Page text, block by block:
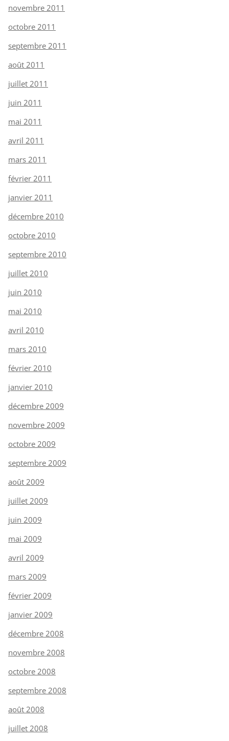
novembre 2011
octobre 2011
septembre 2011
août 2011
juillet 2011
juin 2011
mai 2011
avril 2011
mars 2011
février 2011
janvier 2011
décembre 2010
octobre 2010
septembre 2010
juillet 2010
juin 2010
mai 2010
avril 2010
mars 2010
février 2010
janvier 2010
décembre 2009
novembre 2009
octobre 2009
septembre 2009
août 2009
juillet 2009
juin 2009
mai 2009
avril 2009
mars 2009
février 2009
janvier 2009
décembre 2008
novembre 2008
octobre 2008
septembre 2008
août 2008
juillet 2008